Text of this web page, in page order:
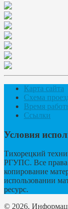
Карта сайта
Схема
Время
Ссылки
Условия
Тихорецкий
РГУПС. Все
копирование
использовании
ресурс.
© 2026.